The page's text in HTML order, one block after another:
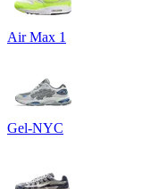
Air Max 1
Gel-NYC